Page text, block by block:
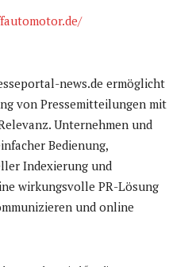
news.de ermöglicht
von Pressemitteilungen mit
Unternehmen und
Bedienung,
Indexierung und
wirkungsvolle PR-Lösung
und online